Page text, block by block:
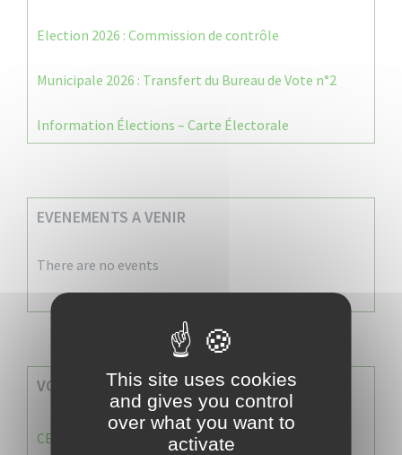
Election 2026 : Commission de contrôle
Municipale 2026 : Transfert du Bureau de Vote n°2
Information Élections – Carte Électorale
EVENEMENTS A VENIR
There are no events
VOS SERVICES MUNICIPAUX
CENTRE COMMUNAL D’ACTION SOCIALE (C.C.A.S)
This site uses cookies
and gives you control
over what you want to
activate